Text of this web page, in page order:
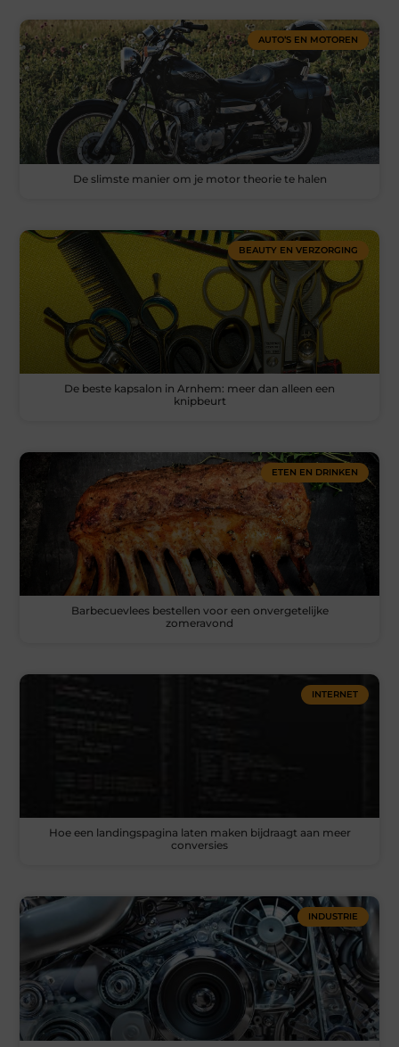
AUTO’S EN MOTOREN
De slimste manier om je motor theorie te halen
BEAUTY EN VERZORGING
De beste kapsalon in Arnhem: meer dan alleen een
knipbeurt
ETEN EN DRINKEN
Barbecuevlees bestellen voor een onvergetelijke
zomeravond
INTERNET
Hoe een landingspagina laten maken bijdraagt aan meer
conversies
INDUSTRIE